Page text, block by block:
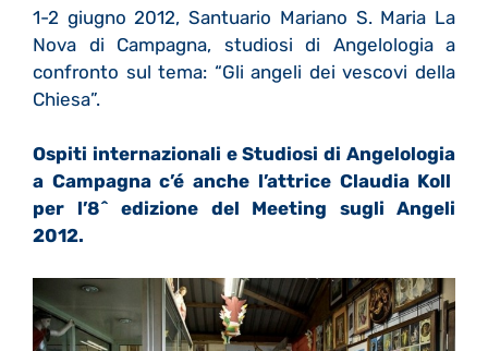
1-2 giugno 2012, Santuario Mariano S. Maria La
Nova di Campagna, studiosi di Angelologia a
confronto sul tema: “Gli angeli dei vescovi della
Chiesa”.
Ospiti internazionali e Studiosi di Angelologia
a Campagna c’é anche l’attrice Claudia Koll
per l’8^ edizione del Meeting sugli Angeli
2012.